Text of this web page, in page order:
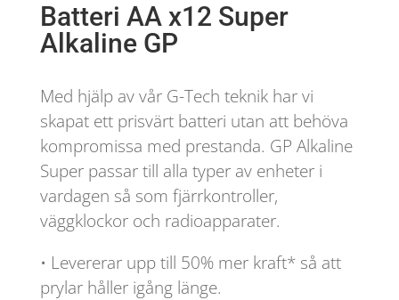
Batteri AA x12 Super
Alkaline GP
Med hjälp av vår G-Tech teknik har vi
skapat ett prisvärt batteri utan att behöva
kompromissa med prestanda. GP Alkaline
Super passar till alla typer av enheter i
vardagen så som fjärrkontroller,
väggklockor och radioapparater.
• Levererar upp till 50% mer kraft* så att
prylar håller igång länge.